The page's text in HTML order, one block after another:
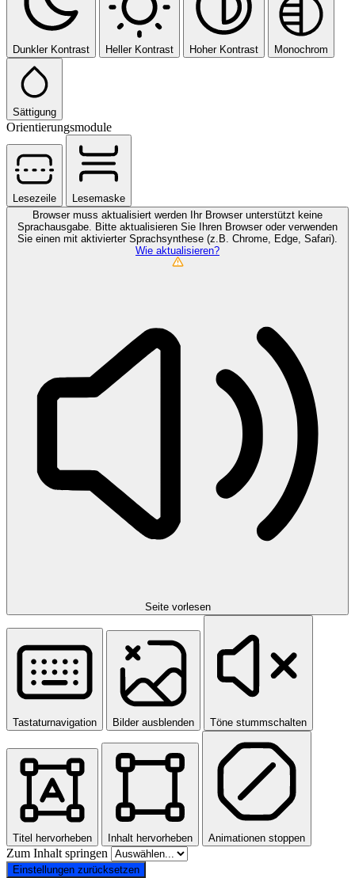
Dunkler Kontrast Heller Kontrast Hoher Kontrast Monochrom
Sättigung
Orientierungsmodule
Lesezeile
Lesemaske
Browser muss aktualisiert werden
Ihr Browser unterstützt keine
Sprachausgabe. Bitte aktualisieren Sie Ihren Browser oder verwenden
Sie einen mit aktivierter Sprachsynthese (z.B. Chrome, Edge, Safari).
Wie aktualisieren?
Seite vorlesen
Tastaturnavigation Bilder ausblenden Töne stummschalten
Titel hervorheben Inhalt hervorheben Animationen stoppen
Zum Inhalt springen
Einstellungen zurücksetzen